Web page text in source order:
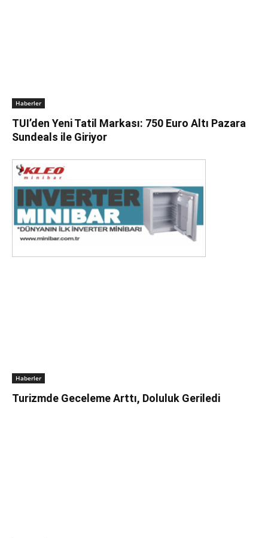
Haberler
TUI’den Yeni Tatil Markası: 750 Euro Altı Pazara
Sundeals ile Giriyor
Haberler
Turizmde Geceleme Arttı, Doluluk Geriledi